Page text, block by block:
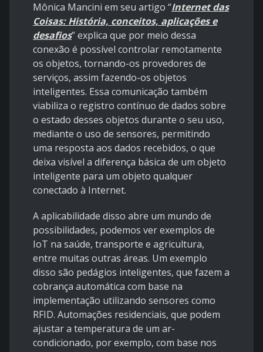
Mônica Mancini em seu artigo “Internet das
Coisas: História, conceitos, aplicações e
desafios” explica que por meio dessa
conexão é possível controlar remotamente
os objetos, tornando-os provedores de
serviços, assim fazendo-os objetos
inteligentes. Essa comunicação também
viabiliza o registro contínuo de dados sobre
o estado desses objetos durante o seu uso,
mediante o uso de sensores, permitindo
uma resposta aos dados recebidos, o que
deixa visível a diferença básica de um objeto
inteligente para um objeto qualquer
conectado à Internet.
A aplicabilidade disso abre um mundo de
possibilidades, podemos ver exemplos de
IoT na saúde, transporte e agricultura,
entre muitas outras áreas. Um exemplo
disso são pedágios inteligentes, que fazem a
cobrança automática com base na
implementação utilizando sensores como
RFID. Automações residenciais, que podem
ajustar a temperatura de um ar-
condicionado, por exemplo, com base nos